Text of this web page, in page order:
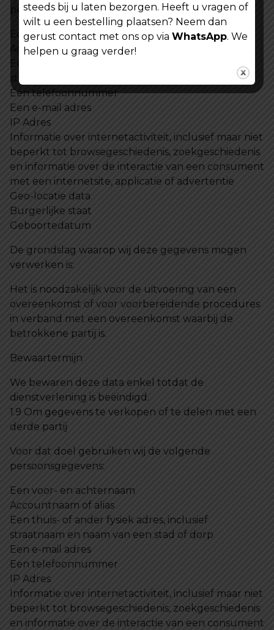
persoonsgegevens:
Een voor- en achternaam
Accountnaam of alias
Een thuis- of ander fysiek adres, inclusief
straatnaam en naam van een stad of dorp
Een telefoonnummer
Een e-mail adres
IP Adres
Informatie over internetactiviteit, inclusief maar niet
beperkt tot browsegeschiedenis, zoekgeschiedenis
en informatie over de interactie van een consument
met een internetsite, applicatie of advertentie
Geo-locatie data
Burgerlijke staat
Geboortedatum
De grondslag waarop wij deze gegevens mogen
verwerken is:
Het is noodzakelijk voor de uitvoering van een
overeenkomst of voor voorbereidende procedures
in verband met een overeenkomst waarbij de
betrokkene partij is.
Bewaartermijn
We bewaren deze data enkel totdat de
dienstverlening is beëindigd.
1.9 Om gegevens te verkopen of te delen met een
derde partij
Voor dat doel gebruiken wij de volgende
persoonsgegevens:
Een voor- en achternaam
Accountnaam of alias
Een thuis- of ander fysiek adres, inclusief
straatnaam en naam van een stad of dorp
Een e-mail adres
Een telefoonnummer
IP Adres
Informatie over internetactiviteit, inclusief maar niet
beperkt tot browsegeschiedenis, zoekgeschiedenis
en informatie over de interactie van een consument
steeds bij u laten bezorgen. Heeft u vragen of
wilt u een bestelling plaatsen? Neem dan
gerust contact met ons op via WhatsApp. We
helpen u graag verder!